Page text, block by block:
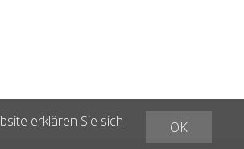
OK
erklären Sie sich